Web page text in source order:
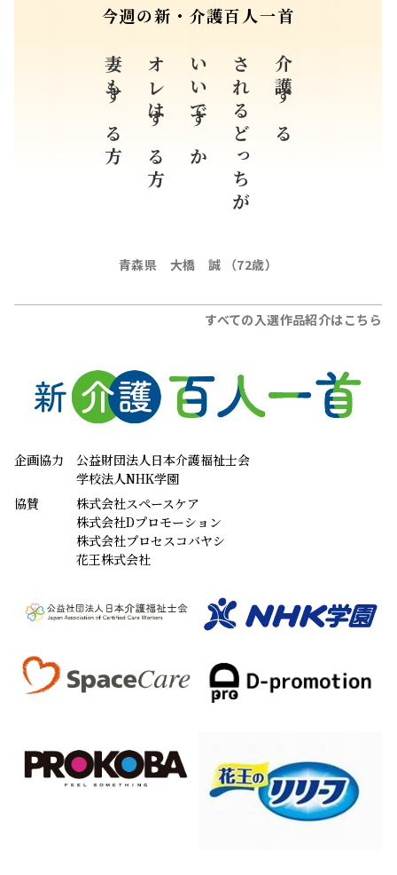
今週の新・介護百人一首
介護する
されるどっちが
いいですか
オレはする方
妻もする方
青森県 大橋 誠 （72歳）
すべての入選作品紹介はこちら
企画協力
公益財団法人日本介護福祉士会
学校法人NHK学園
協賛
株式会社スペースケア
株式会社Dプロモーション
株式会社プロセスコバヤシ
花王株式会社